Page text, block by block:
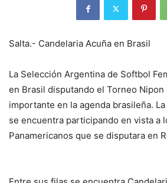
Salta.- Candelaria Acuña en Brasil
La Selección Argentina de Softbol
en Brasil disputando el Torneo Nipon
importante en la agenda brasileña.
se encuentra participando en vista a
Panamericanos que se disputara en